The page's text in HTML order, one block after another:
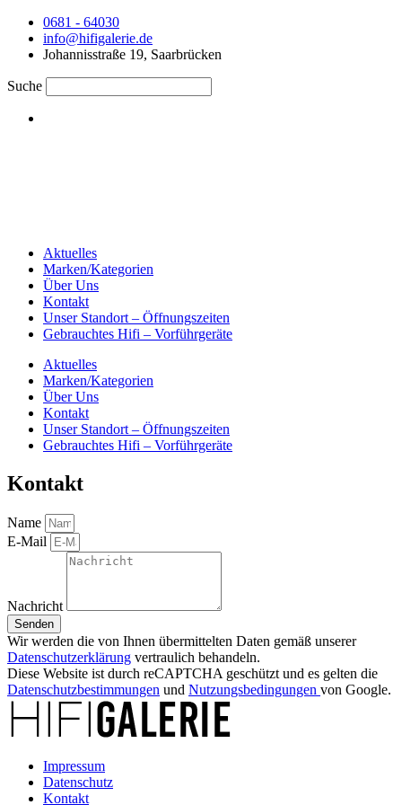
0681 - 64030
info@hifigalerie.de
Johannisstraße 19, Saarbrücken
Suche
Aktuelles
Marken/Kategorien
Über Uns
Kontakt
Unser Standort – Öffnungszeiten
Gebrauchtes Hifi – Vorführgeräte
Aktuelles
Marken/Kategorien
Über Uns
Kontakt
Unser Standort – Öffnungszeiten
Gebrauchtes Hifi – Vorführgeräte
Kontakt
Name
E-Mail
Nachricht
Senden
Wir werden die von Ihnen übermittelten Daten gemäß unserer
Datenschutzerklärung vertraulich behandeln.
Diese Website ist durch reCAPTCHA geschützt und es gelten die
Datenschutzbestimmungen und Nutzungsbedingungen von Google.
Impressum
Datenschutz
Kontakt